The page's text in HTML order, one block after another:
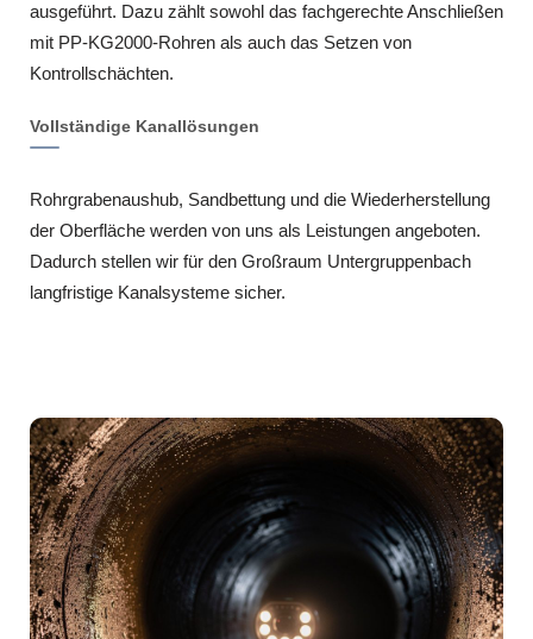
ausgeführt. Dazu zählt sowohl das fachgerechte Anschließen
mit PP-KG2000-Rohren als auch das Setzen von
Kontrollschächten.
Vollständige Kanallösungen
Rohrgrabenaushub, Sandbettung und die Wiederherstellung
der Oberfläche werden von uns als Leistungen angeboten.
Dadurch stellen wir für den Großraum Untergruppenbach
langfristige Kanalsysteme sicher.